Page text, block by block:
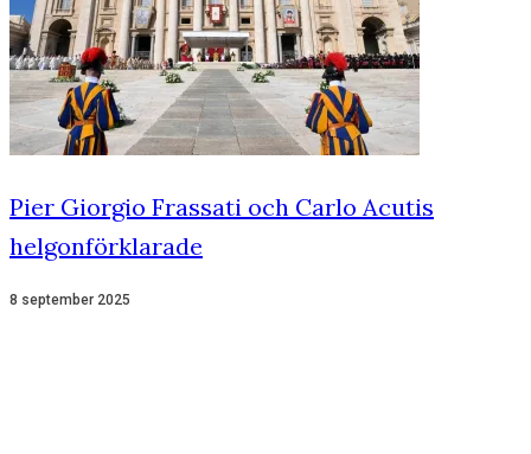
Pier Giorgio Frassati och Carlo Acutis
helgonförklarade
8 september 2025